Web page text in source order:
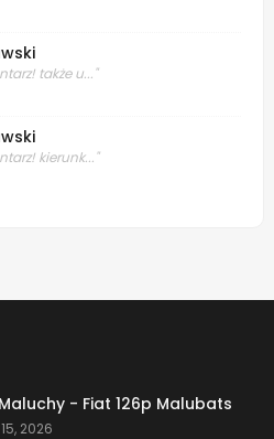
także u..."
kierunk..."
- Fiat 126p Malubats
2026